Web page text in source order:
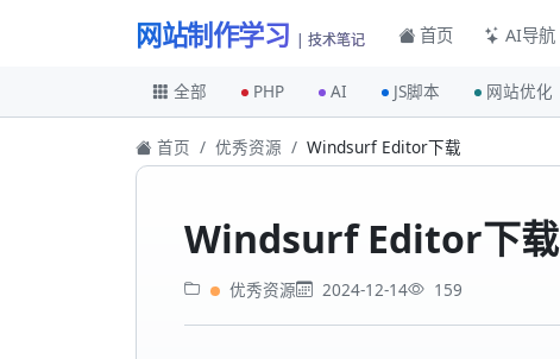
网站制作学习 | 技术笔记 首页 AI导航
全部 PHP AI JS脚本 网站优化
首页 优秀资源 Windsurf Editor下载
Windsurf Editor下载
优秀资源 2024-12-14 159